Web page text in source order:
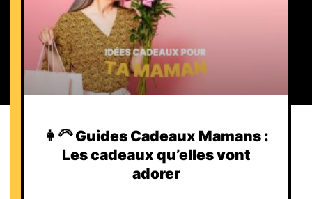
👩‍🦳 Guides Cadeaux Mamans :
Les cadeaux qu’elles vont
adorer